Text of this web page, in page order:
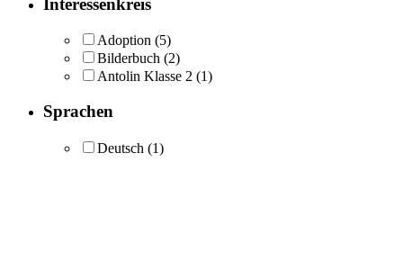
Adoption (5)
Bilderbuch (2)
Antolin Klasse 2 (1)
Sprachen
Deutsch (1)